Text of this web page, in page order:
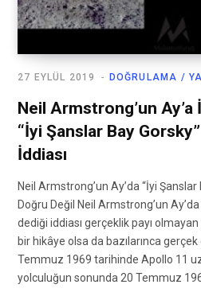
DOĞRULAMA /
27 EYLÜL 2019
Neil Armstrong’un Ay’a
“İyi Şanslar Bay
İddiası
Neil Armstrong’un Ay’da “İyi Şanslar
Doğru Değil Neil Armstrong’un
dediği iddiası gerçeklik payı
bir hikâye olsa da bazılarınca
Temmuz 1969 tarihinde Apollo 11
yolculuğun sonunda 20 Temmuz